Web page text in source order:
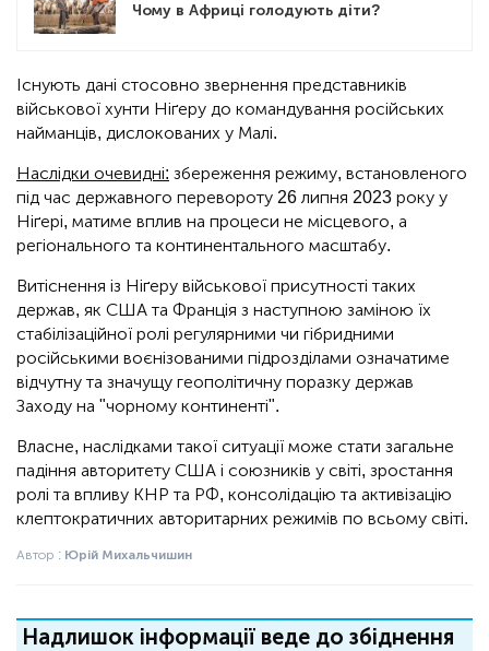
Чому в Африці голодують діти?
Існують дані стосовно звернення представників
військової хунти Ніґеру до командування російських
найманців, дислокованих у Малі.
Наслідки очевидні: збереження режиму, встановленого
під час державного перевороту 26 липня 2023 року у
Ніґері, матиме вплив на процеси не місцевого, а
регіонального та континентального масштабу.
Витіснення із Ніґеру військової присутності таких
держав, як США та Франція з наступною заміною їх
стабілізаційної ролі регулярними чи гібридними
російськими воєнізованими підрозділами означатиме
відчутну та значущу геополітичну поразку держав
Заходу на "чорному континенті".
Власне, наслідками такої ситуації може стати загальне
падіння авторитету США і союзників у світі, зростання
ролі та впливу КНР та РФ, консолідацію та активізацію
клептократичних авторитарних режимів по всьому світі.
Автор : Юрій Михальчишин
Надлишок інформації веде до збіднення